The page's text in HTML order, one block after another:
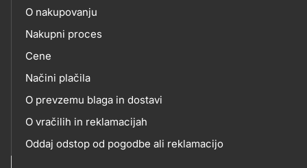
eshop
O nakupovanju
Nakupni proces
Cene
Načini plačila
O prevzemu blaga in dostavi
O vračilih in reklamacijah
Oddaj odstop od pogodbe ali reklamacijo